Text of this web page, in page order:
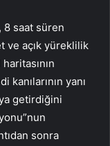
8 saat süren
ve açık yüreklilik
yanı
getirdiğini
sonra